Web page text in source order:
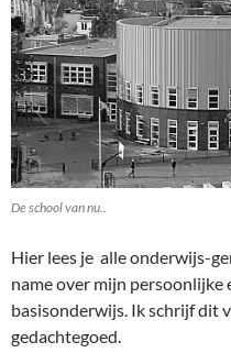
De school van nu..
Hier lees je alle onderwijs-
name over mijn
basisonderwijs. Ik schrijf dit
gedachtegoed.